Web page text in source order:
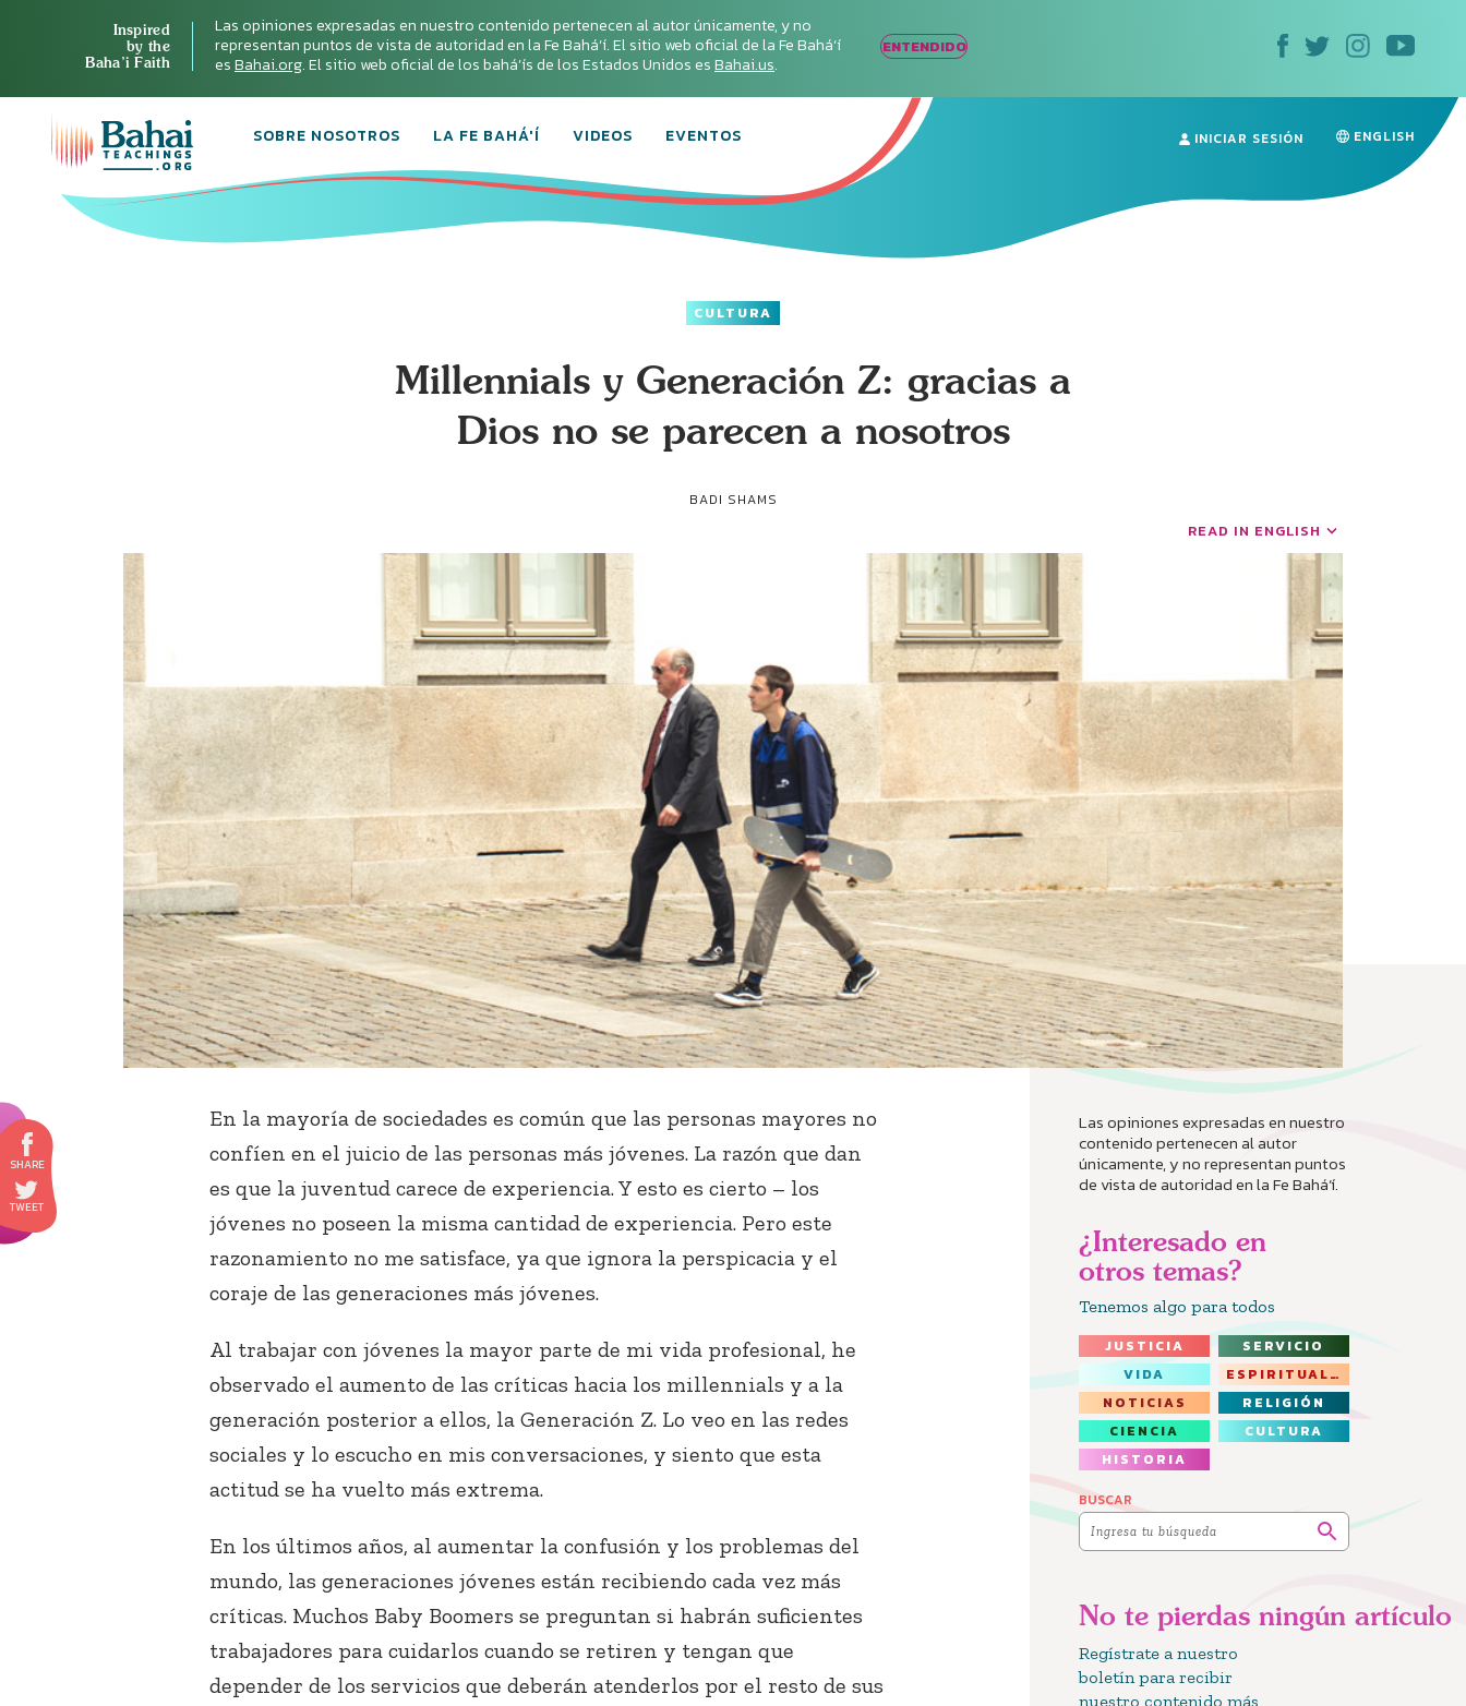
Inspired
by the
Baha’i Faith
Las opiniones expresadas en nuestro contenido pertenecen al autor únicamente, y no
representan puntos de vista de autoridad en la Fe Bahá‘í. El sitio web oficial de la Fe Bahá‘í
esBahai.org. El sitio web oficial de los bahá’ís de los Estados Unidos esBahai.us.
ENTENDIDO
SOBRE NOSOTROS LA FE BAHÁ'Í VIDEOS EVENTOS INICIAR SESIÓN ENGLISH
CULTURA
Millennials y Generación Z: gracias a
Dios no se parecen a nosotros
BADI SHAMS
READ IN ENGLISH
Las opiniones expresadas en nuestro
contenido pertenecen al autor
únicamente, y no representan puntos
de vista de autoridad en la Fe Bahá’í.
¿Interesado en
otros temas?
Tenemos algo para todos
JUSTICIA
SERVICIO
VIDA
ESPIRITUALIDAD
NOTICIAS
RELIGIÓN
CIENCIA
CULTURA
HISTORIA
BUSCAR
No te pierdas ningún artículo
Regístrate a nuestro
boletín para recibir
nuestro contenido más
En la mayoría de sociedades es común que las personas mayores no
confíen en el juicio de las personas más jóvenes. La razón que dan
es que la juventud carece de experiencia. Y esto es cierto – los
jóvenes no poseen la misma cantidad de experiencia. Pero este
razonamiento no me satisface, ya que ignora la perspicacia y el
coraje de las generaciones más jóvenes.
Al trabajar con jóvenes la mayor parte de mi vida profesional, he
observado el aumento de las críticas hacia los millennials y a la
generación posterior a ellos, la Generación Z. Lo veo en las redes
sociales y lo escucho en mis conversaciones, y siento que esta
actitud se ha vuelto más extrema.
En los últimos años, al aumentar la confusión y los problemas del
mundo, las generaciones jóvenes están recibiendo cada vez más
críticas. Muchos Baby Boomers se preguntan si habrán suficientes
trabajadores para cuidarlos cuando se retiren y tengan que
depender de los servicios que deberán atenderlos por el resto de sus